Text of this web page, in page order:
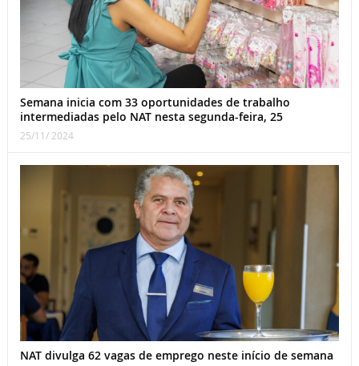
Semana inicia com 33 oportunidades de trabalho
intermediadas pelo NAT nesta segunda-feira, 25
25/11/ 2024
NAT divulga 62 vagas de emprego neste início de semana